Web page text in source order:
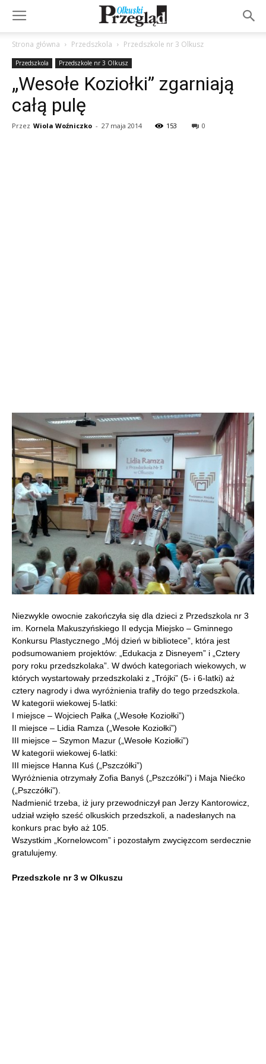
Strona główna Przedszkola Przedszkole nr 3 Olkusz
Przedszkola Przedszkole nr 3 Olkusz
„Wesołe Koziołki” zgarniają
całą pulę
Przez Wiola Woźniczko - 27 maja 2014 153 0
Niezwykle owocnie zakończyła się dla dzieci z Przedszkola nr 3
im. Kornela Makuszyńskiego II edycja Miejsko – Gminnego
Konkursu Plastycznego „Mój dzień w bibliotece”, która jest
podsumowaniem projektów: „Edukacja z Disneyem” i „Cztery
pory roku przedszkolaka”. W dwóch kategoriach wiekowych, w
których wystartowały przedszkolaki z „Trójki” (5- i 6-latki) aż
cztery nagrody i dwa wyróżnienia trafiły do tego przedszkola.
W kategorii wiekowej 5-latki:
I miejsce – Wojciech Pałka („Wesołe Koziołki”)
II miejsce – Lidia Ramza („Wesołe Koziołki”)
III miejsce – Szymon Mazur („Wesołe Koziołki”)
W kategorii wiekowej 6-latki:
III miejsce Hanna Kuś („Pszczółki”)
Wyróżnienia otrzymały Zofia Banyś („Pszczółki”) i Maja Niećko
(„Pszczółki”).
Nadmienić trzeba, iż jury przewodniczył pan Jerzy Kantorowicz,
udział wzięło sześć olkuskich przedszkoli, a nadesłanych na
konkurs prac było aż 105.
Wszystkim „Kornelowcom” i pozostałym zwycięzcom serdecznie
gratulujemy.
Przedszkole nr 3 w Olkuszu